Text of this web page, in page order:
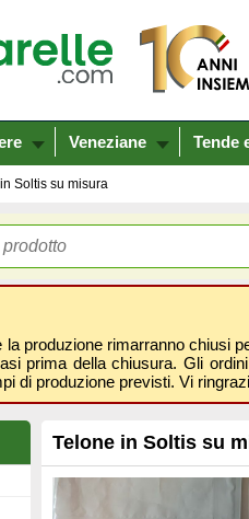
Veneziane Tende
Soltis su misura
produzione rimarranno chiusi
prima della chiusura. Gli
di produzione previsti. Vi
Telone in Soltis su